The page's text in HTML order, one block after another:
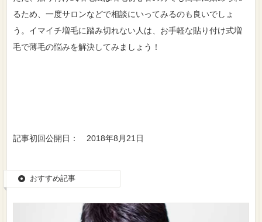
るため、一度サロンなどで相談にいってみるのも良いでしょ
う。イマイチ増毛に踏み切れない人は、お手軽な貼り付け式増
毛で薄毛の悩みを解決してみましょう！
記事初回公開日： 2018年8月21日
おすすめ記事